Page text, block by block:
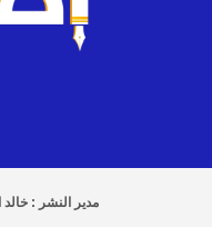
مدير النشر : خالد